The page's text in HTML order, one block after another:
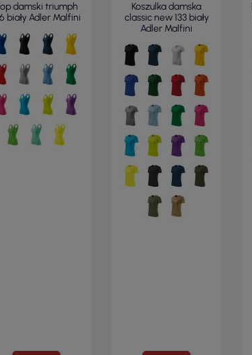
damski triumph
biały Adler Malfini
Koszulka damska
classic new 133 biały
Adler Malfini